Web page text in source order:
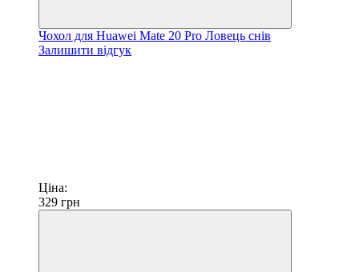
Чохол для Huawei Mate 20 Pro Ловець снів
Залишити відгук
Ціна:
329 грн